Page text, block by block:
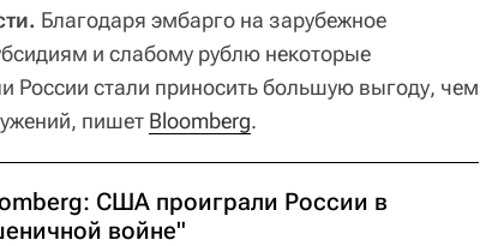
Благодаря эмбарго на зарубежное
и слабому рублю некоторые
России стали приносить большую выгоду, чем
пишет Bloomberg.
США проиграли России в
войне"